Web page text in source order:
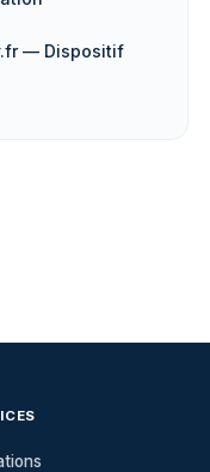
— Dispositif